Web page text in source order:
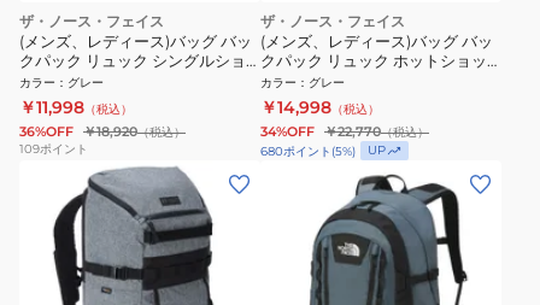
ザ・ノース・フェイス
(メンズ、レディース)バッグ バッ
クパック リュック シングルショ
ット NM72303 SY
カラー ： グレー
￥11,998 （税込）
36%OFF ￥18,920（税込）
109ポイント
ザ・ノース・フェイス
(メンズ、レディース)バッグ バッ
クパック リュック ホットショッ
ト NM72302 SY
カラー ： グレー
￥14,998 （税込）
34%OFF ￥22,770（税込）
680ポイント (5%) UP